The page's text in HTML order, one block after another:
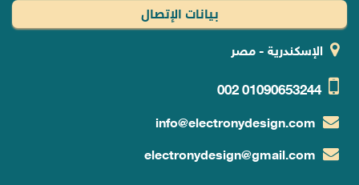
بيانات الإتصال
الإسكندرية - مصر
01090653244
002
info@electronydesign.com
electronydesign@gmail.com